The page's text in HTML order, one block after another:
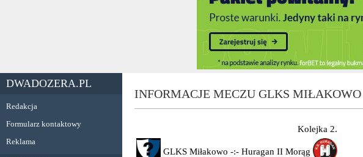
DWADOZERA.PL
Redakcja
Formularz kontaktowy
Reklama
INFORMACJE MECZU GLKS
Kolejka 2.
GLKS Miłakowo -:- Huragan II Morąg